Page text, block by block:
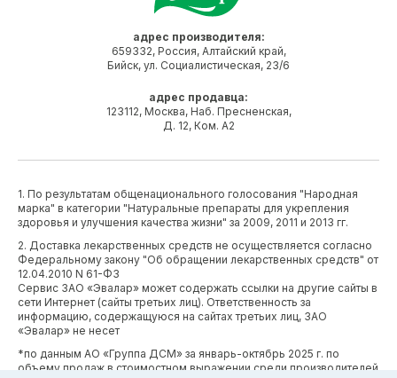
адрес производителя:
659332, Россия, Алтайский край,
Бийск, ул. Социалистическая, 23/6
адрес продавца:
123112, Москва, Наб. Пресненская,
Д. 12, Ком. А2
1. По результатам общенационального голосования "Народная
марка" в категории "Натуральные препараты для укрепления
здоровья и улучшения качества жизни" за 2009, 2011 и 2013 гг.
2. Доставка лекарственных средств не осуществляется согласно
Федеральному закону "Об обращении лекарственных средств" от
12.04.2010 N 61-ФЗ
Сервис ЗАО «Эвалар» может содержать ссылки на другие сайты в
сети Интернет (сайты третьих лиц). Ответственность за
информацию, содержащуюся на сайтах третьих лиц, ЗАО
«Эвалар» не несет
*по данным АО «Группа ДСМ» за январь-октябрь 2025 г. по
объему продаж в стоимостном выражении среди производителей